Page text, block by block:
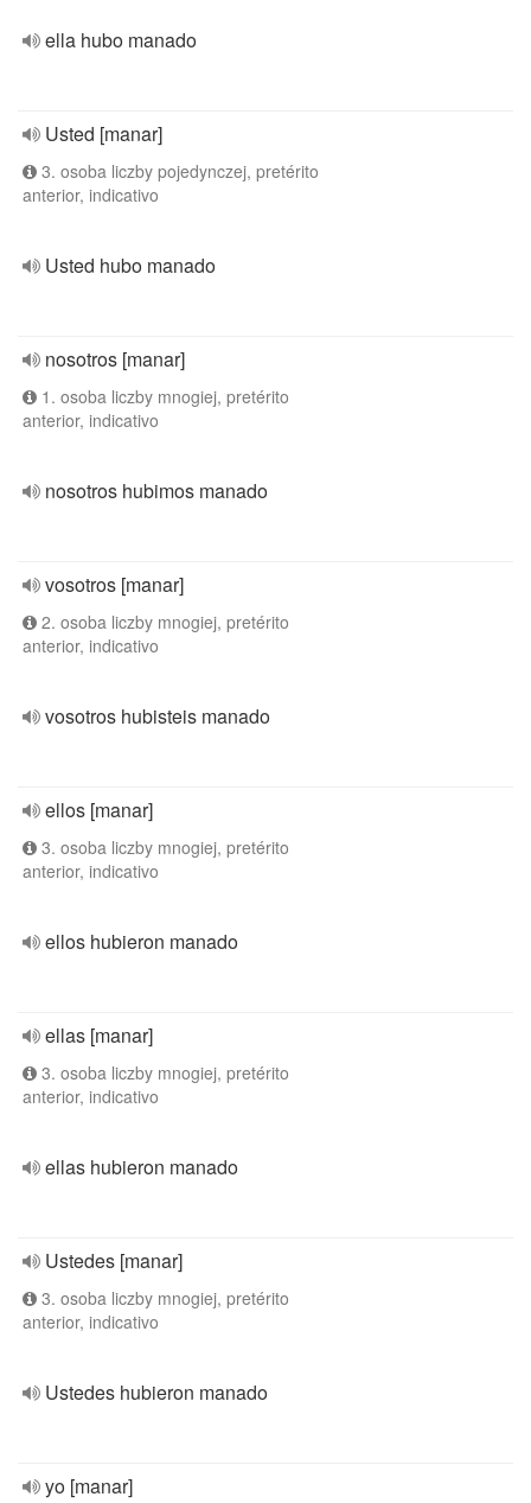
ella hubo manado
Usted [manar]
3. osoba liczby pojedynczej, pretérito
anterior, indicativo
Usted hubo manado
nosotros [manar]
1. osoba liczby mnogiej, pretérito
anterior, indicativo
nosotros hubimos manado
vosotros [manar]
2. osoba liczby mnogiej, pretérito
anterior, indicativo
vosotros hubisteis manado
ellos [manar]
3. osoba liczby mnogiej, pretérito
anterior, indicativo
ellos hubieron manado
ellas [manar]
3. osoba liczby mnogiej, pretérito
anterior, indicativo
ellas hubieron manado
Ustedes [manar]
3. osoba liczby mnogiej, pretérito
anterior, indicativo
Ustedes hubieron manado
yo [manar]